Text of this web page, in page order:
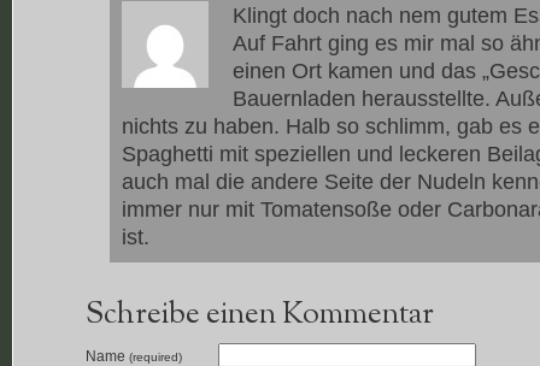
Klingt doch nach nem gutem
Auf Fahrt ging es mir mal so
einen Ort kamen und das
Bauernladen herausstellte.
nichts zu haben. Halb so schlimm, gab es
Spaghetti mit speziellen und leckeren
auch mal die andere Seite der Nudeln
immer nur mit Tomatensoße oder
ist.
Schreibe einen Kommentar
Name (required)